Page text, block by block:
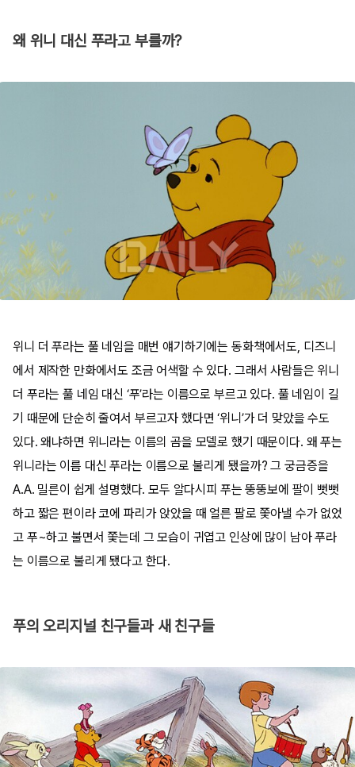
왜 위니 대신 푸라고 부를까?
위니 더 푸라는 풀 네임을 매번 얘기하기에는 동화책에서도, 디즈니
에서 제작한 만화에서도 조금 어색할 수 있다. 그래서 사람들은 위니
더 푸라는 풀 네임 대신 ‘푸’라는 이름으로 부르고 있다. 풀 네임이 길
기 때문에 단순히 줄여서 부르고자 했다면 ‘위니’가 더 맞았을 수도
있다. 왜냐하면 위니라는 이름의 곰을 모델로 했기 때문이다. 왜 푸는
위니라는 이름 대신 푸라는 이름으로 불리게 됐을까? 그 궁금증을
A.A. 밀른이 쉽게 설명했다. 모두 알다시피 푸는 뚱뚱보에 팔이 뻣뻣
하고 짧은 편이라 코에 파리가 앉았을 때 얼른 팔로 쫓아낼 수가 없었
고 푸~하고 불면서 쫓는데 그 모습이 귀엽고 인상에 많이 남아 푸라
는 이름으로 불리게 됐다고 한다.
푸의 오리지널 친구들과 새 친구들